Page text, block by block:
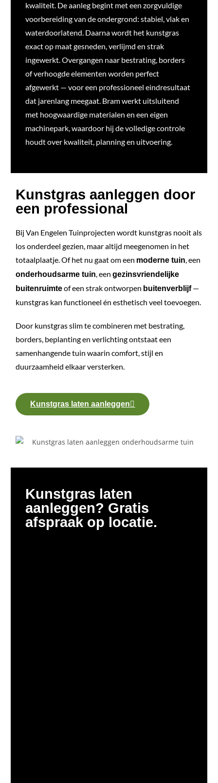
kwaliteit. De aanleg begint met een zorgvuldige
voorbereiding van de ondergrond: stabiel, vlak en
waterdoorlatend. Daarna wordt het kunstgras
exact op maat gesneden, verlijmd en strak
ingewerkt. Overgangen naar bestrating, borders
of verhoogde elementen worden perfect
afgewerkt — voor een professioneel eindresultaat
dat jarenlang meegaat. Bram werkt uitsluitend
met hoogwaardige materialen en een eigen
machinepark, waardoor hij de volledige controle
houdt over kwaliteit, planning en uitvoering.
Kunstgras aanleggen door
een professional
Bij Van Engelen Tuinprojecten wordt kunstgras nooit als
los onderdeel gezien, maar altijd meegenomen in het
totaalplaatje. Of het nu gaat om een moderne tuin, een
onderhoudsarme tuin, eengezinsvriendelijke
buitenruimteof een strak ontworpen buitenverblijf—
kunstgras kan functioneel én esthetisch veel toevoegen.
Door kunstgras slim te combineren met bestrating,
borders, beplanting en verlichting ontstaat een
samenhangende tuin waarin comfort, stijl en
duurzaamheid elkaar versterken.
Kunstgras laten aanleggen
Kunstgras laten
aanleggen? Gratis
afspraak op locatie.